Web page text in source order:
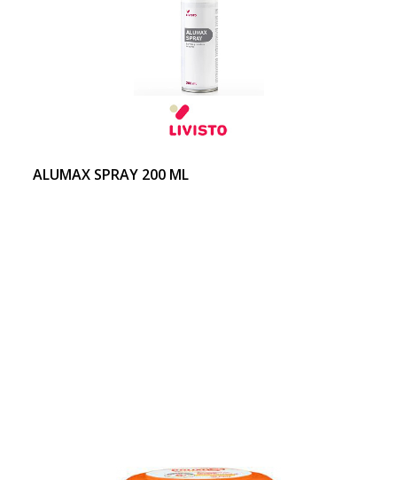
ALUMAX SPRAY 200 ML